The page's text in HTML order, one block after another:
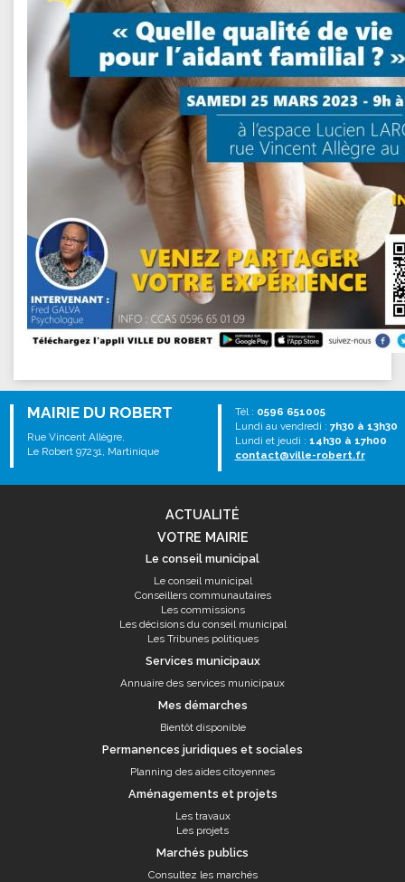
MAIRIE DU ROBERT
Rue Vincent Allègre,
Le Robert 97231, Martinique
Tél : 0596 651005
Lundi au vendredi : 7h30 à 13h30
Lundi et jeudi : 14h30 à 17h00
contact@ville-robert.fr
ACTUALITÉ
VOTRE MAIRIE
Le conseil municipal
Le conseil municipal
Conseillers communautaires
Les commissions
Les décisions du conseil municipal
Les Tribunes politiques
Services municipaux
Annuaire des services municipaux
Mes démarches
Bientôt disponible
Permanences juridiques et sociales
Planning des aides citoyennes
Aménagements et projets
Les travaux
Les projets
Marchés publics
Consultez les marchés